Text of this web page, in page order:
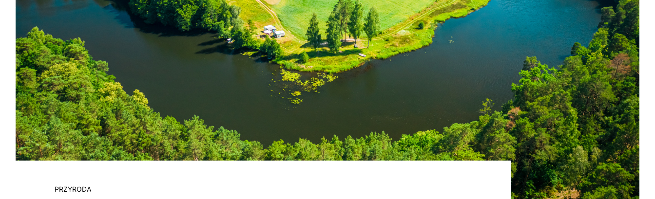
PRZYRODA